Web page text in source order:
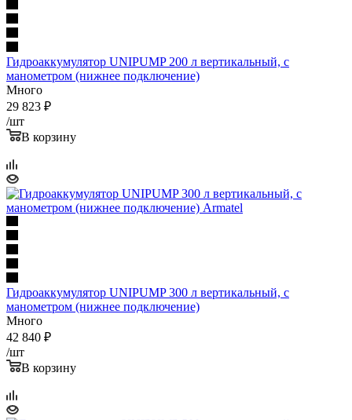
Гидроаккумулятор UNIPUMP 200 л вертикальный, с
манометром (нижнее подключение)
Много
29 823 ₽
/шт
В корзину
Гидроаккумулятор UNIPUMP 300 л вертикальный, с
манометром (нижнее подключение)
Много
42 840 ₽
/шт
В корзину